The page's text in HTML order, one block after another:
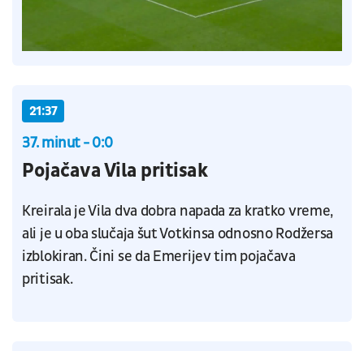
21:37
37. minut - 0:0
Pojačava Vila pritisak
Kreirala je Vila dva dobra napada za kratko vreme,
ali je u oba slučaja šut Votkinsa odnosno Rodžersa
izblokiran. Čini se da Emerijev tim pojačava
pritisak.